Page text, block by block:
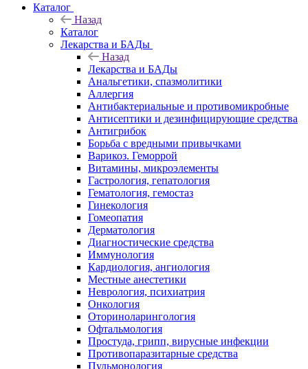
Каталог
Назад
Каталог
Лекарства и БАДы
Назад
Лекарства и БАДы
Анальгетики, спазмолитики
Аллергия
Антибактериальные и противомикробные
Антисептики и дезинфицирующие средства
Антигрибок
Борьба с вредными привычками
Варикоз. Геморрой
Витамины, микроэлементы
Гастрология, гепатология
Гематология, гемостаз
Гинекология
Гомеопатия
Дерматология
Диагностические средства
Иммунология
Кардиология, ангиология
Местные анестетики
Неврология, психиатрия
Онкология
Оториноларингология
Офтальмология
Простуда, грипп, вирусные инфекции
Противопаразитарные средства
Пульмонология